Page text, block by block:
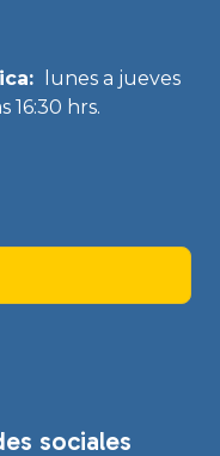
lunes a jueves
16:30 hrs.
sociales